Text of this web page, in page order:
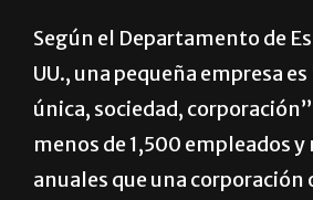
Según el Departamento de
UU., una pequeña empresa
única, sociedad,
menos de 1,500 empleados
anuales que una corporación